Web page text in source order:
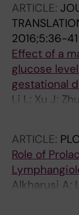
ARTICLE:
2016;5:36-41
Effect of a
glucose
gestational
Li L; Xu J;
Z;
ARTICLE:
Role of
Alkharusi A;